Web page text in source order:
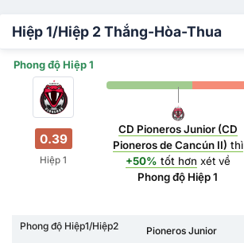
Hiệp 1/Hiệp 2 Thắng-Hòa-Thua
Phong độ Hiệp 1
0.39
Hiệp 1
CD Pioneros Junior (CD
Pioneros de Cancún II) thì
+50% tốt hơn xét về
Phong độ Hiệp 1
Phong độ Hiệp1/Hiệp2 Pioneros Junior